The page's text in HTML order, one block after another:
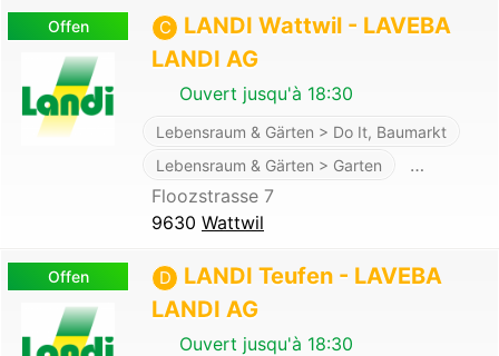
Offen C
LANDI Wattwil - LAVEBA
LANDI AG
Ouvert jusqu'à 18:30
Lebensraum & Gärten > Do It, Baumarkt
Lebensraum & Gärten > Garten
…
Floozstrasse 7
9630 Wattwil
Offen D
LANDI Teufen - LAVEBA
LANDI AG
Ouvert jusqu'à 18:30